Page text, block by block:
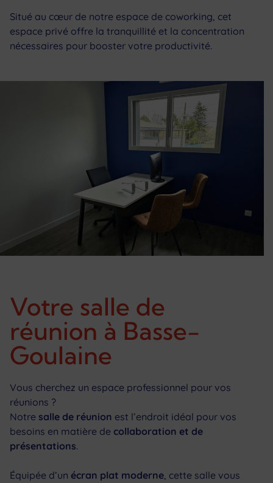
Situé au cœur de notre espace de coworking, cet
espace privé offre la tranquillité et la concentration
nécessaires pour booster votre productivité.
Votre salle de
réunion à Basse-
Goulaine
Vous cherchez un espace professionnel pour vos
réunions ?
Notre salle de réunion est l’endroit idéal pour vos
besoins en matière de collaboration et de
présentations.
Équipée d’un écran plat moderne, cette salle vous